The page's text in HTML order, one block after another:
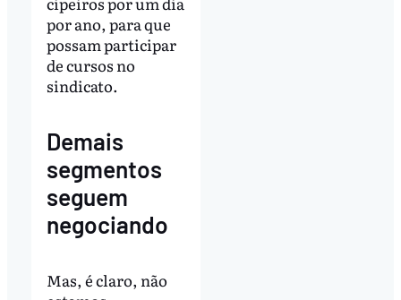
por ano, para que
possam participar
de cursos no
sindicato.
Demais
segmentos
seguem
negociando
Mas, é claro, não